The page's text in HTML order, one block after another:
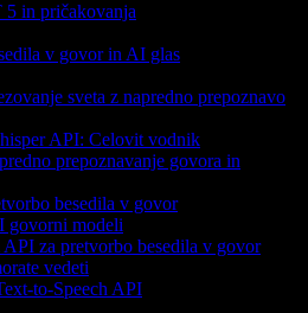
5 in pričakovanja
v govor in AI glas
sveta z napredno prepoznavo
API: Celovit vodnik
prepoznavanje govora in
besedila v govor
govorni modeli
za pretvorbo besedila v govor
vedeti
to-Speech API